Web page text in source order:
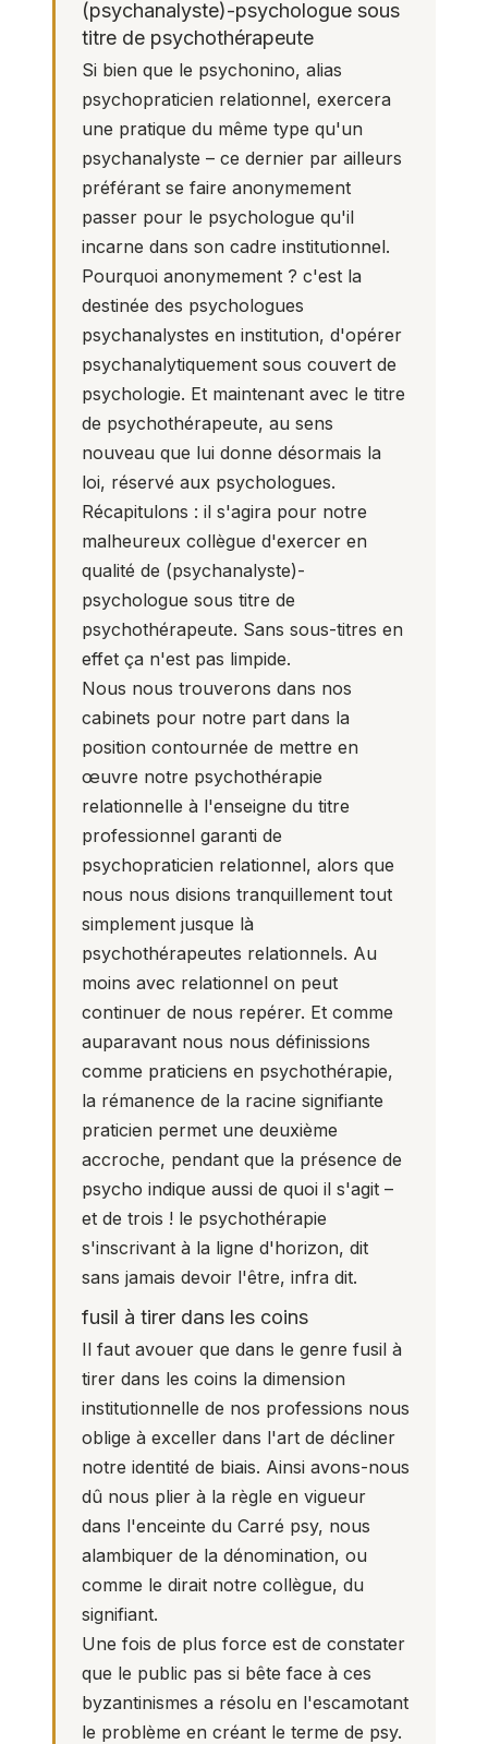
(psychanalyste)-psychologue sous
titre de psychothérapeute
Si bien que le psychonino, alias
psychopraticien relationnel, exercera
une pratique du même type qu'un
psychanalyste – ce dernier par ailleurs
préférant se faire anonymement
passer pour le psychologue qu'il
incarne dans son cadre institutionnel.
Pourquoi anonymement ? c'est la
destinée des psychologues
psychanalystes en institution, d'opérer
psychanalytiquement sous couvert de
psychologie. Et maintenant avec le titre
de psychothérapeute, au sens
nouveau que lui donne désormais la
loi, réservé aux psychologues.
Récapitulons : il s'agira pour notre
malheureux collègue d'exercer en
qualité de (psychanalyste)-
psychologue sous titre de
psychothérapeute. Sans sous-titres en
effet ça n'est pas limpide.
Nous nous trouverons dans nos
cabinets pour notre part dans la
position contournée de mettre en
œuvre notre psychothérapie
relationnelle à l'enseigne du titre
professionnel garanti de
psychopraticien relationnel, alors que
nous nous disions tranquillement tout
simplement jusque là
psychothérapeutes relationnels. Au
moins avec relationnel on peut
continuer de nous repérer. Et comme
auparavant nous nous définissions
comme praticiens en psychothérapie,
la rémanence de la racine signifiante
praticien permet une deuxième
accroche, pendant que la présence de
psycho indique aussi de quoi il s'agit –
et de trois ! le psychothérapie
s'inscrivant à la ligne d'horizon, dit
sans jamais devoir l'être, infra dit.
fusil à tirer dans les coins
Il faut avouer que dans le genre fusil à
tirer dans les coins la dimension
institutionnelle de nos professions nous
oblige à exceller dans l'art de décliner
notre identité de biais. Ainsi avons-nous
dû nous plier à la règle en vigueur
dans l'enceinte du Carré psy, nous
alambiquer de la dénomination, ou
comme le dirait notre collègue, du
signifiant.
Une fois de plus force est de constater
que le public pas si bête face à ces
byzantinismes a résolu en l'escamotant
le problème en créant le terme de psy.